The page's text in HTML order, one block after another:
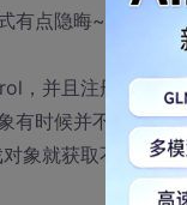
有点隐晦~
，并且注册了监听
有时候并不需要派
象就获取不到消息